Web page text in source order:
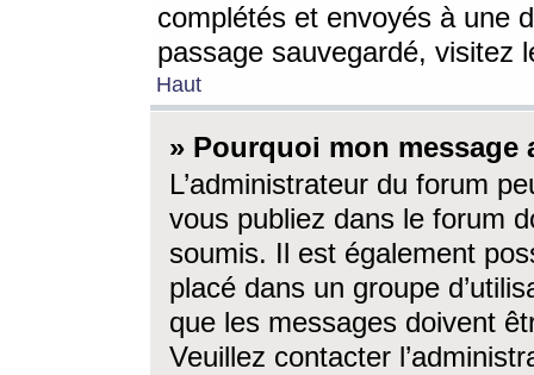
complétés et envoyés à une
passage sauvegardé, visitez
Haut
» Pourquoi mon message
L’administrateur du forum
vous publiez dans le forum
soumis. Il est également
placé dans un groupe
que les messages doivent
Veuillez contacter